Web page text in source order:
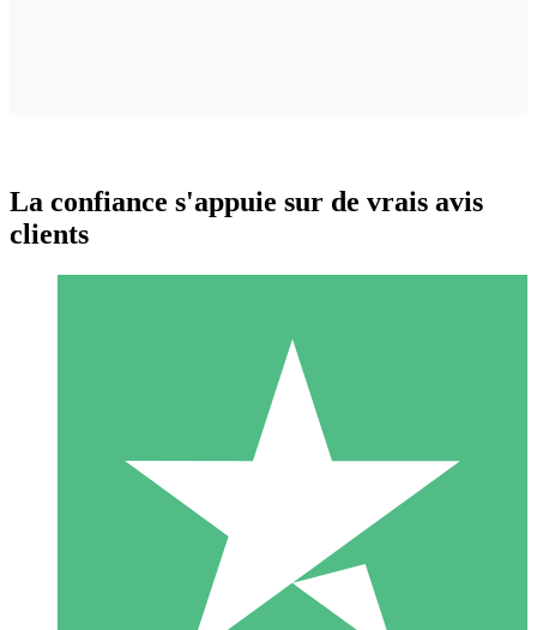
Packs de Crédits Individuels
Payez à l'utilisation avec des crédits de téléchargement. Sans
1 Téléchargement
10 00
La confiance s'appuie sur de vrais avis
clients